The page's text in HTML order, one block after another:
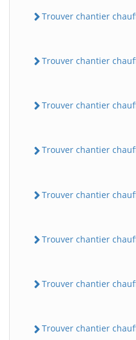
Trouver chantier
Trouver chantier
Trouver chantier
Trouver chantier
Trouver chantier
Trouver chantier
Trouver chantier
Trouver chantier